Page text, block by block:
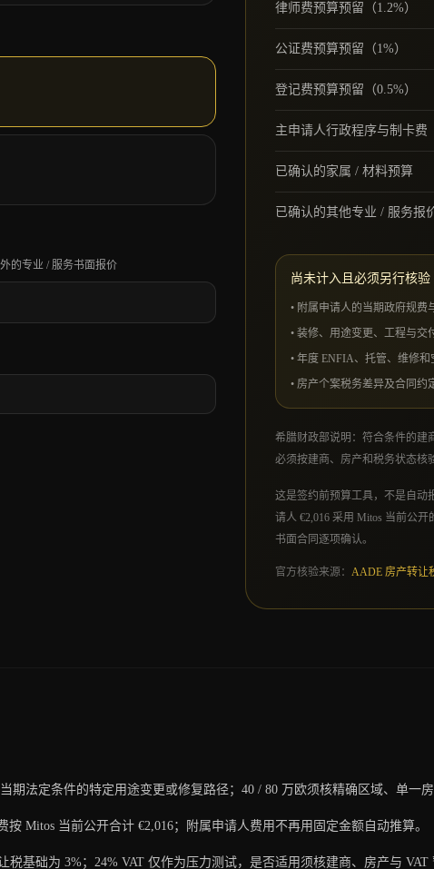
的专业 / 服务书面报价
律师费预算预留（1.2%）
公证费预算预留（1%）
登记费预算预留（0.5%）
主申请人行政程序与制卡费
已确认的家属 / 材料预算
已确认的其他专业 / 服务报
尚未计入且必须另行核验
• 附属申请人的当期政府规费
• 装修、用途变更、工程与交
• 年度 ENFIA、托管、维修和
• 房产个案税务差异及合同约
希腊财政部说明：符合条件的建
必须按建商、房产和税务状态核
这是签约前预算工具，不是自动
请人 €2,016 采用 Mitos 当前公
书面合同逐项确认。
官方核验来源： AADE 房产转让
期法定条件的特定用途变更或修复路径；40 / 80 万欧须核精确区域、单一
按 Mitos 当前公开合计 €2,016；附属申请人费用不再用固定金额自动推算。
税基础为 3%；24% VAT 仅作为压力测试，是否适用须核建商、房产与 VAT